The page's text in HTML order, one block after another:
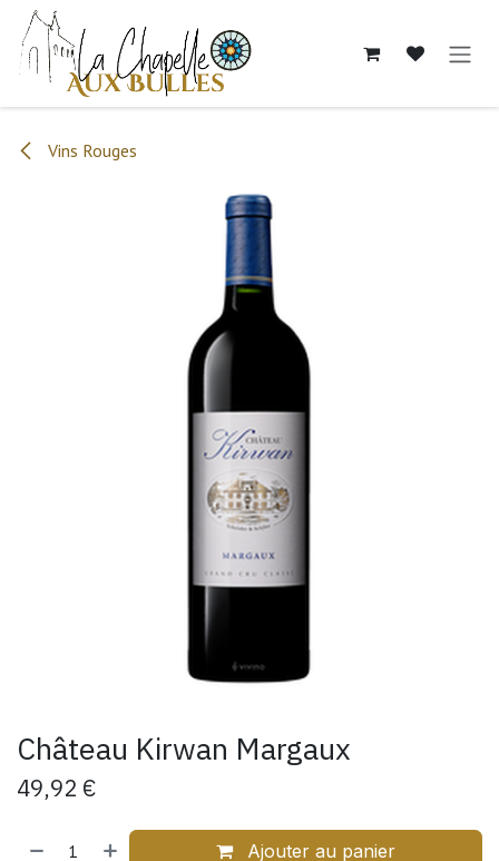
Se rendre au contenu
Vins Rouges
Château Kirwan Margaux
49,92 €
Ajouter au panier